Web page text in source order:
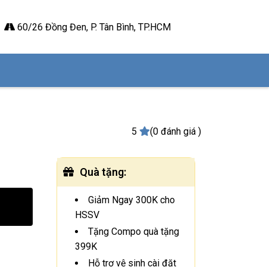
60/26 Đồng Đen, P. Tân Bình, TP.HCM
5 (0 đánh giá )
Quà tặng:
Giảm Ngay 300K cho
HSSV
Tặng Compo quà tặng
399K
Hỗ trợ vệ sinh cài đặt